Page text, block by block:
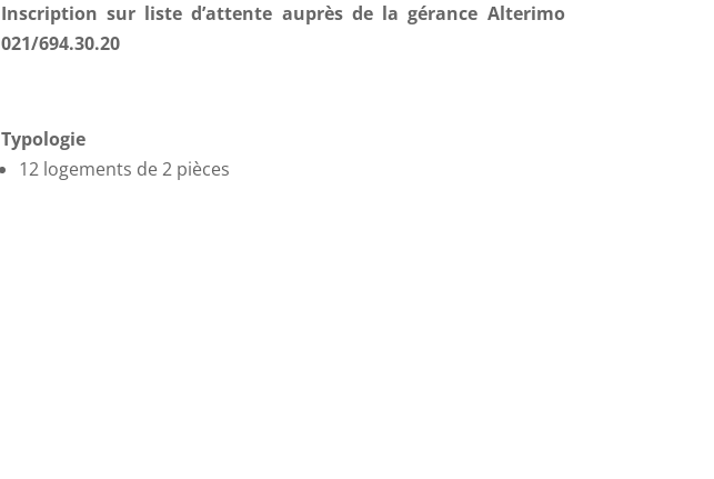
Inscription sur liste d’attente auprès de la gérance Alterimo
021/694.30.20
Typologie
12 logements de 2 pièces